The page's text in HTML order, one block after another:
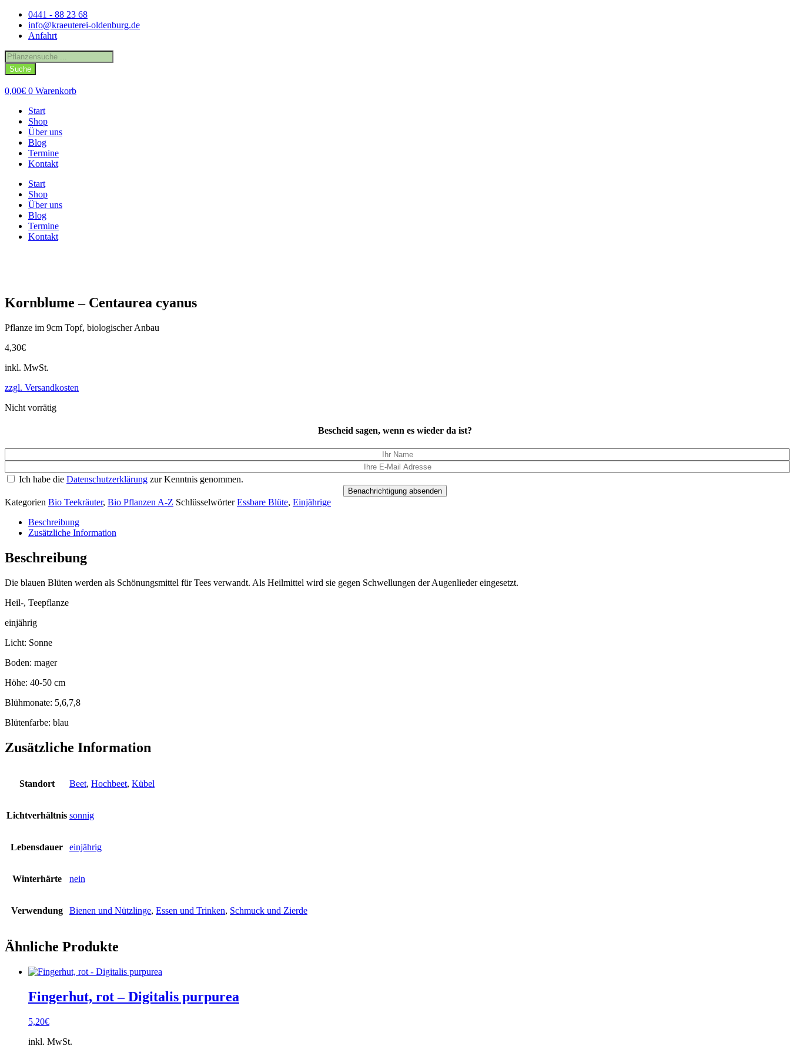
Zum
Inhalt
springen
0441 - 88 23 68
info@kraeuterei-oldenburg.de
Anfahrt
Products
search
Suche
0,00€ 0 Warenkorb
Start
Shop
Über uns
Blog
Termine
Kontakt
Start
Shop
Über uns
Blog
Termine
Kontakt
Kornblume – Centaurea cyanus
Pflanze im 9cm Topf, biologischer Anbau
4,30€
inkl. MwSt.
zzgl. Versandkosten
Nicht vorrätig
Bescheid sagen, wenn es wieder da ist?
Ich habe die Datenschutzerklärung zur Kenntnis genommen.
Benachrichtigung absenden
Kategorien Bio Teekräuter, Bio Pflanzen A-Z Schlüsselwörter Essbare Blüte, Einjährige
Beschreibung
Zusätzliche Information
Beschreibung
Die blauen Blüten werden als Schönungsmittel für Tees verwandt. Als Heilmittel wird sie gegen Schwellungen der Augenlieder eingesetzt.
Heil-, Teepflanze
einjährig
Licht: Sonne
Boden: mager
Höhe: 40-50 cm
Blühmonate: 5,6,7,8
Blütenfarbe: blau
Zusätzliche Information
Standort Beet, Hochbeet, Kübel
Lichtverhältnis sonnig
Lebensdauer einjährig
Winterhärte nein
Verwendung Bienen und Nützlinge, Essen und Trinken, Schmuck und Zierde
Ähnliche Produkte
Fingerhut, rot – Digitalis purpurea
5,20€
inkl. MwSt.